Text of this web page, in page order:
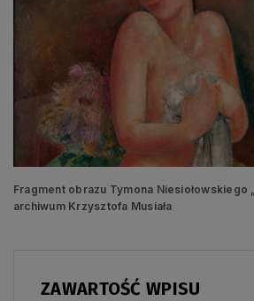
Fragment obrazu Tymona Niesiołowskiego
archiwum Krzysztofa Musiała
ZAWARTOŚĆ WPISU